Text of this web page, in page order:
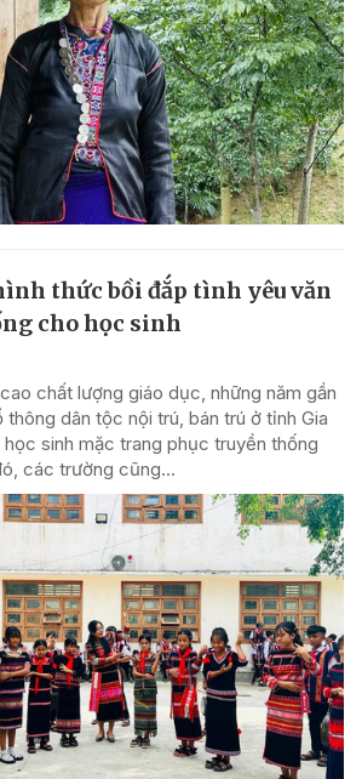
thức bồi đắp tình yêu văn
cho học sinh
chất lượng giáo dục, những năm gần
dân tộc nội trú, bán trú ở tỉnh Gia
học sinh mặc trang phục truyền thống
các trường cũng...